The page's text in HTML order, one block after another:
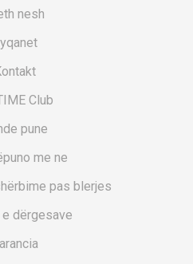
nesh
Club
pune
me ne
pas blerjes
dërgesave